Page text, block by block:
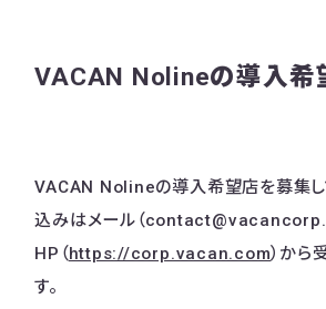
VACAN Nolineの導入希
VACAN Nolineの導入希望店を募集し
込みはメール（
HP（https://corp.vacan.com）から
す。